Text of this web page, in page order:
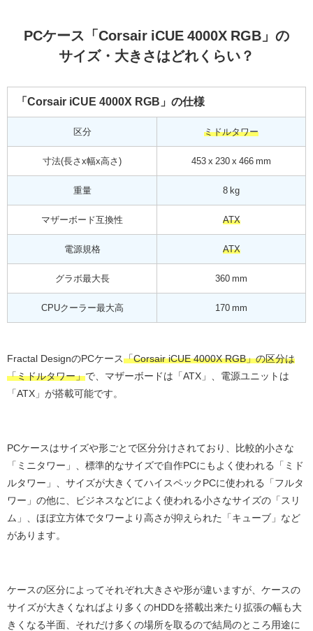
PCケース「Corsair iCUE 4000X RGB」の
サイズ・大きさはどれくらい？
「Corsair iCUE 4000X RGB」の仕様
区分 ミドルタワー
寸法(長さx幅x高さ) 453 x 230 x 466 mm
重量 8 kg
マザーボード互換性 ATX
電源規格 ATX
グラボ最大長 360 mm
CPUクーラー最大高 170 mm
Fractal DesignのPCケース「Corsair iCUE 4000X RGB」の区分は
「ミドルタワー」で、マザーボードは「ATX」、電源ユニットは
「ATX」が搭載可能です。
PCケースはサイズや形ごとで区分分けされており、比較的小さな
「ミニタワー」、標準的なサイズで自作PCにもよく使われる「ミド
ルタワー」、サイズが大きくてハイスペックPCに使われる「フルタ
ワー」の他に、ビジネスなどによく使われる小さなサイズの「スリ
ム」、ほぼ立方体でタワーより高さが抑えられた「キューブ」など
があります。
ケースの区分によってそれぞれ大きさや形が違いますが、ケースの
サイズが大きくなればより多くのHDDを搭載出来たり拡張の幅も大
きくなる半面、それだけ多くの場所を取るので結局のところ用途に